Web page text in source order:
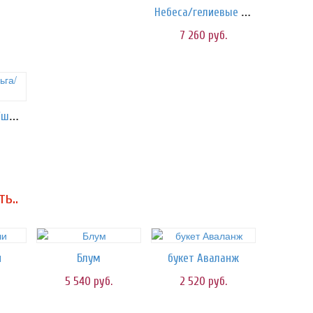
Небеса/гелиевые шары
7 260 руб.
Сердце фольга/шары
Блум
5 540 руб.
букет Аваланж
2 520 руб.